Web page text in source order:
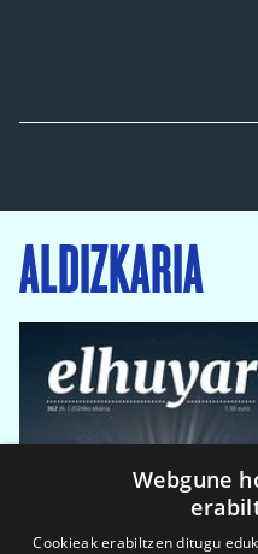
ALDIZKARIA
Webgune
Cookieak erabiltzen ditugu